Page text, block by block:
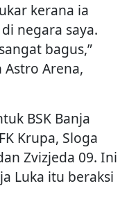
kerana ia
negara saya.
bagus,”
Arena,
BSK Banja
Krupa, Sloga
Zvizjeda 09. Ini
Luka itu beraksi